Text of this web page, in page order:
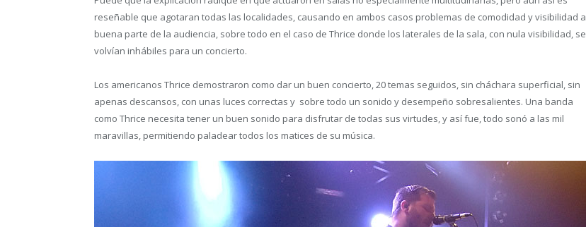
reseñable que agotaran todas las localidades, causando en ambos casos problemas de comodidad y visibilidad a
buena parte de la audiencia, sobre todo en el caso de Thrice donde los laterales de la sala, con nula visibilidad, se
volvían inhábiles para un concierto.
Los americanos Thrice demostraron como dar un buen concierto, 20 temas seguidos, sin cháchara superficial, sin
apenas descansos, con unas luces correctas y sobre todo un sonido y desempeño sobresalientes. Una banda
como Thrice necesita tener un buen sonido para disfrutar de todas sus virtudes, y así fue, todo sonó a las mil
maravillas, permitiendo paladear todos los matices de su música.